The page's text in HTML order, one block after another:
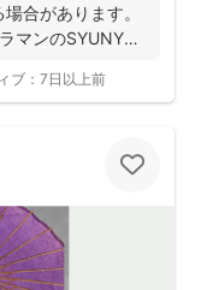
合があります。
マンのSYUNYA
ブ： 7日以上前